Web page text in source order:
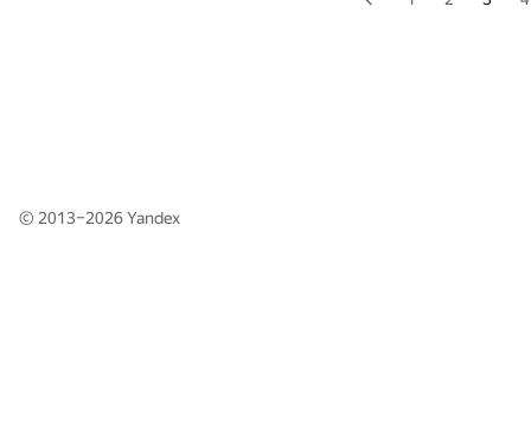
© 2013–2026Yandex